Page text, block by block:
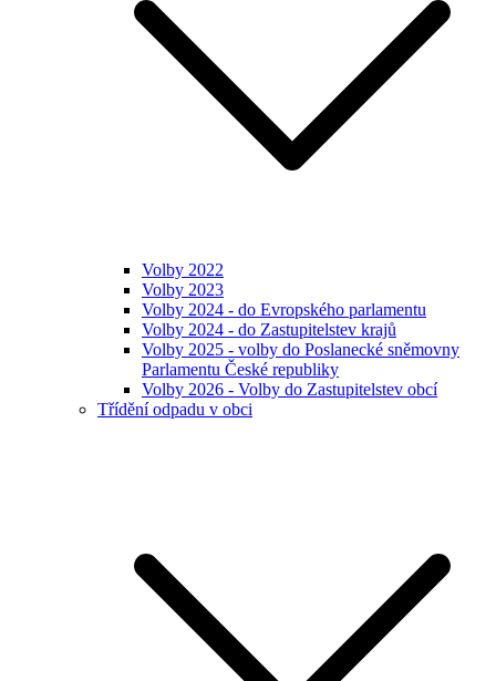
Volby 2022
Volby 2023
Volby 2024 - do Evropského parlamentu
Volby 2024 - do Zastupitelstev krajů
Volby 2025 - volby do Poslanecké sněmovny
Parlamentu České republiky
Volby 2026 - Volby do Zastupitelstev obcí
Třídění odpadu v obci